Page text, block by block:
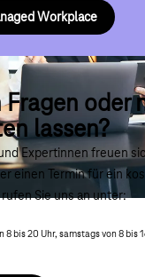
Workplace
Fragen oder
lassen?
Expertinnen freuen
einen Termin für ein
Sie uns an unter:
8 bis 20 Uhr, samstags von 8 bis